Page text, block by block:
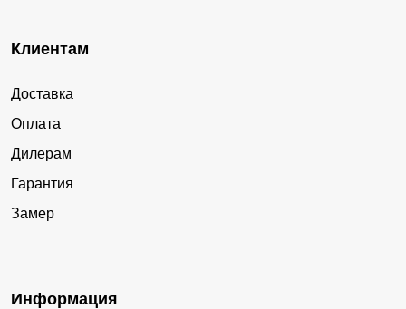
Клиентам
Доставка
Оплата
Дилерам
Гарантия
Замер
Информация